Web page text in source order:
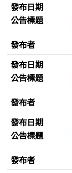
發布日期
公告標題
發布者
發布日期
公告標題
發布者
發布日期
公告標題
發布者